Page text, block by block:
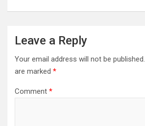
Leave a Reply
Your email address will not be published.
are marked *
Comment *